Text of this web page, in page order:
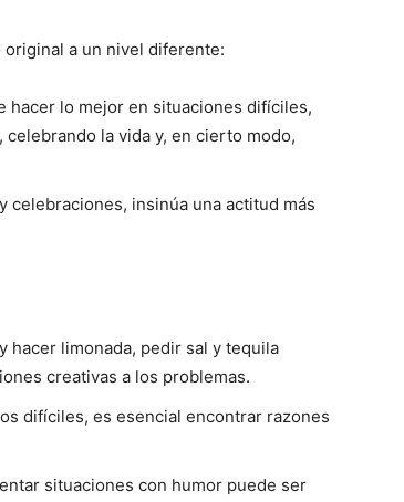
a un nivel diferente:
hacer lo mejor en situaciones difíciles,
la vida y, en cierto modo,
celebraciones, insinúa una actitud más
hacer limonada, pedir sal y tequila
creativas a los problemas.
difíciles, es esencial encontrar razones
situaciones con humor puede ser